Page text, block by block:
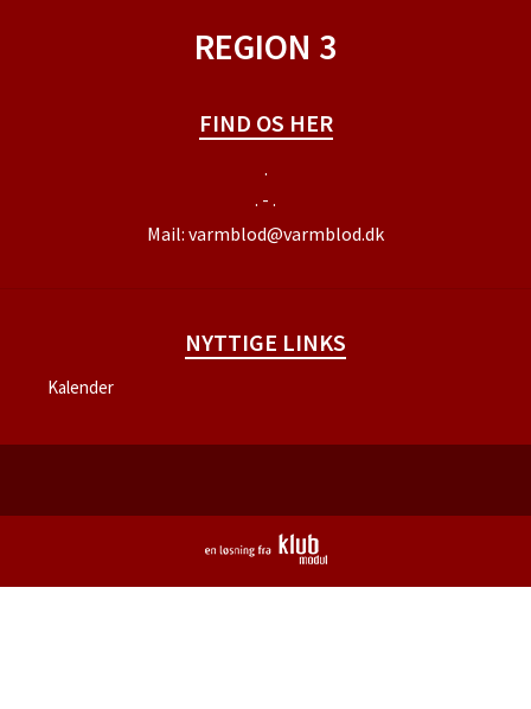
REGION 3
FIND OS HER
.
. - .
Mail: varmblod@varmblod.dk
NYTTIGE LINKS
Kalender